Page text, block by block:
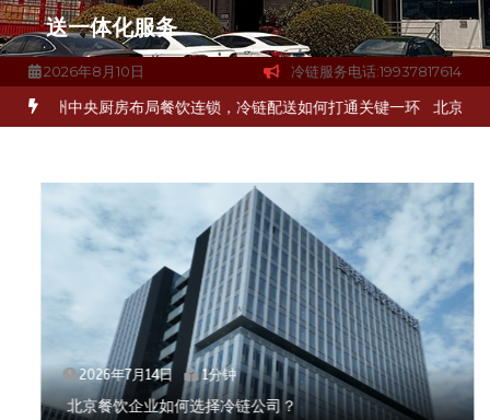
送一体化服务
2026年8月10日 冷链服务电话:19937817614
品食材流通难题？ 杭州中央厨房布局餐饮连锁，冷链配送如何打通关
2026年7月14日 1分钟
北京餐饮企业如何选择冷链公司？